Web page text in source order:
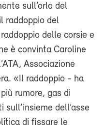
sull’orlo del
raddoppio del
delle corsie e
è convinta Caroline
Associazione
«Il raddoppio - ha
rumore, gas di
dell’asse
di fissare le